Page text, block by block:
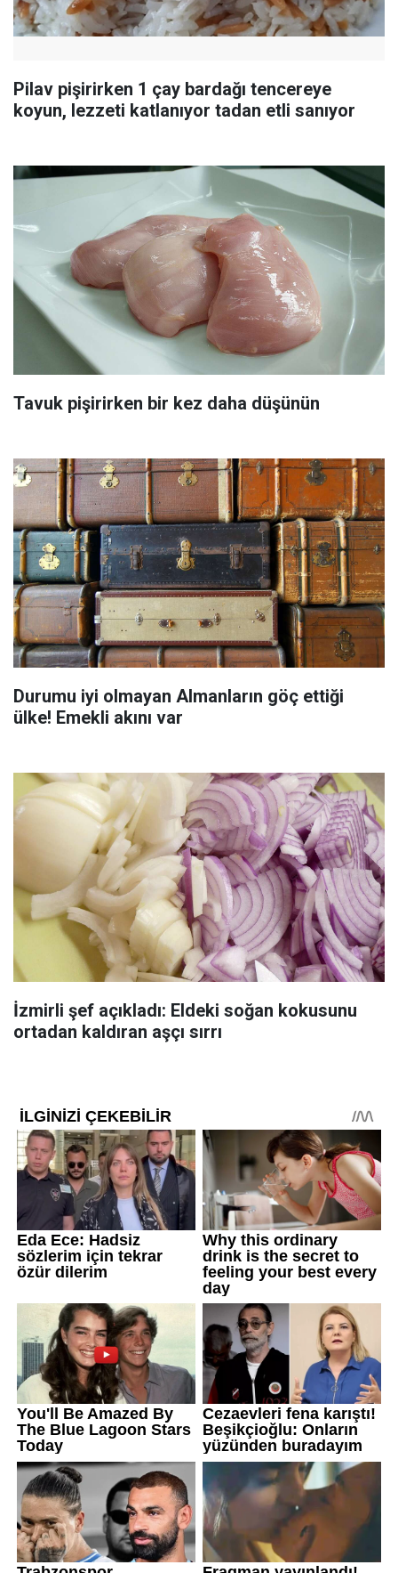
Pilav pişirirken 1 çay bardağı tencereye
koyun, lezzeti katlanıyor tadan etli sanıyor
Tavuk pişirirken bir kez daha düşünün
Durumu iyi olmayan Almanların göç ettiği
ülke! Emekli akını var
İzmirli şef açıkladı: Eldeki soğan kokusunu
ortadan kaldıran aşçı sırrı